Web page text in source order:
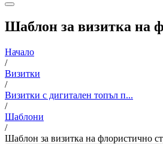
Шаблон за визитка на
Начало
/
Визитки
/
Визитки с дигитален топъл п...
/
Шаблони
/
Шаблон за визитка на флористично